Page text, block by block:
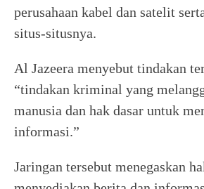
perusahaan kabel dan satelit
situs-situsnya.
Al Jazeera menyebut tindakan
“tindakan kriminal yang
manusia dan hak dasar untuk
informasi.”
Jaringan tersebut menegaskan